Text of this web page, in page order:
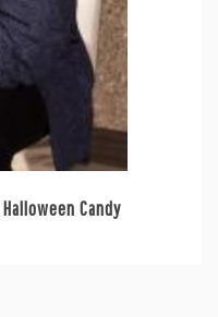
Candy